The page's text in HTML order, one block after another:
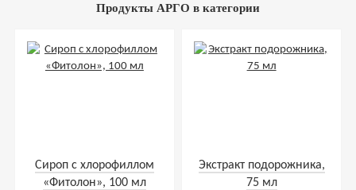
Продукты АРГО в категории
Сироп с хлорофиллом
«Фитолон», 100 мл
Экстракт подорожника,
75 мл